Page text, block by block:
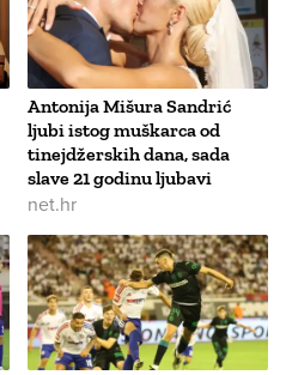
Antonija Mišura Sandrić
ljubi istog muškarca od
tinejdžerskih dana, sada
slave 21 godinu ljubavi
net.hr